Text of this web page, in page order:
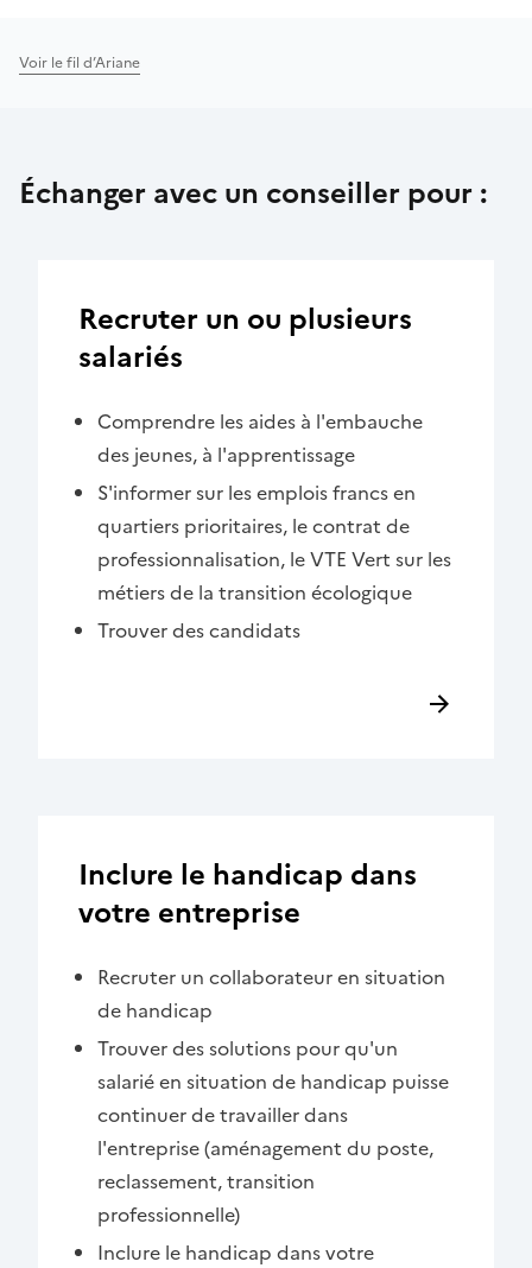
Voir le fil d’Ariane
Échanger avec un conseiller pour :
Recruter un ou plusieurs
salariés
Comprendre les aides à l'embauche
des jeunes, à l'apprentissage
S'informer sur les emplois francs en
quartiers prioritaires, le contrat de
professionnalisation, le VTE Vert sur les
métiers de la transition écologique
Trouver des candidats
Inclure le handicap dans
votre entreprise
Recruter un collaborateur en situation
de handicap
Trouver des solutions pour qu'un
salarié en situation de handicap puisse
continuer de travailler dans
l'entreprise (aménagement du poste,
reclassement, transition
professionnelle)
Inclure le handicap dans votre